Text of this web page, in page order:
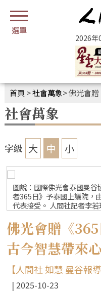
2026年
首頁 >社會萬象>佛光會贈《
社會萬象
字級 大 中 小
圖說：國際佛光會泰國曼
者365日》予泰國上議院
代表接受。 人間社記者李若
佛光會贈《
古今智慧帶來
【人間社 如慧 曼谷報導
2025-10-23